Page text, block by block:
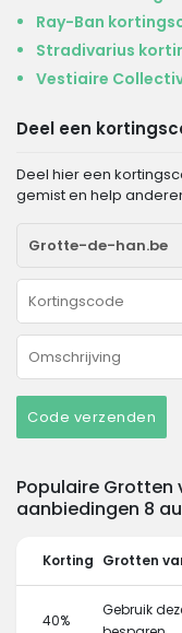
Ray-Ban
Stradivarius
Vestiaire
Deel een
Deel hier een
gemist en help
Code verzenden
Populaire Grotten
aanbiedingen 8
Korting Grotten
40%
Gebruik